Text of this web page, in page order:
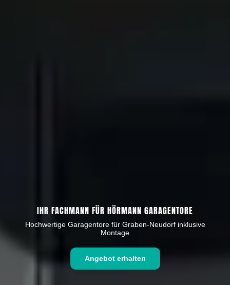
IHR FACHMANN FÜR HÖRMANN GARAGENTORE
Hochwertige Garagentore für Graben-Neudorf inklusive
Montage
Angebot erhalten